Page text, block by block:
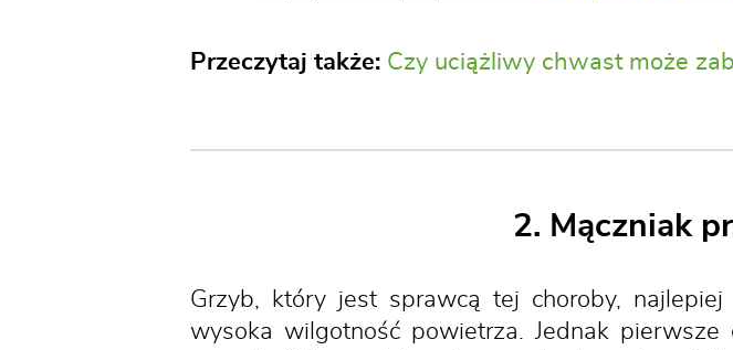
Przeczytaj także: Czy uciążliwy chwast może
2. Mączniak
Grzyb, który jest sprawcą tej choroby,
wysoka wilgotność powietrza. Jednak